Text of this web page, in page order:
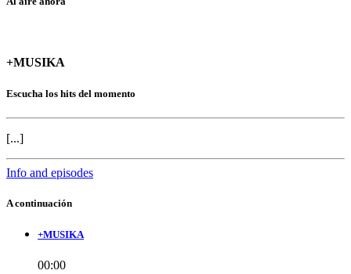
+MUSIKA
Escucha los hits del momento
[...]
Info and episodes
A continuación
+MUSIKA
00:00